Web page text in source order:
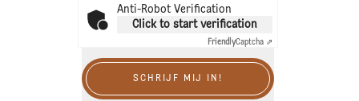
Anti-Robot Verification
Click to start verification
FriendlyCaptcha ⇗
SCHRIJF MIJ IN!